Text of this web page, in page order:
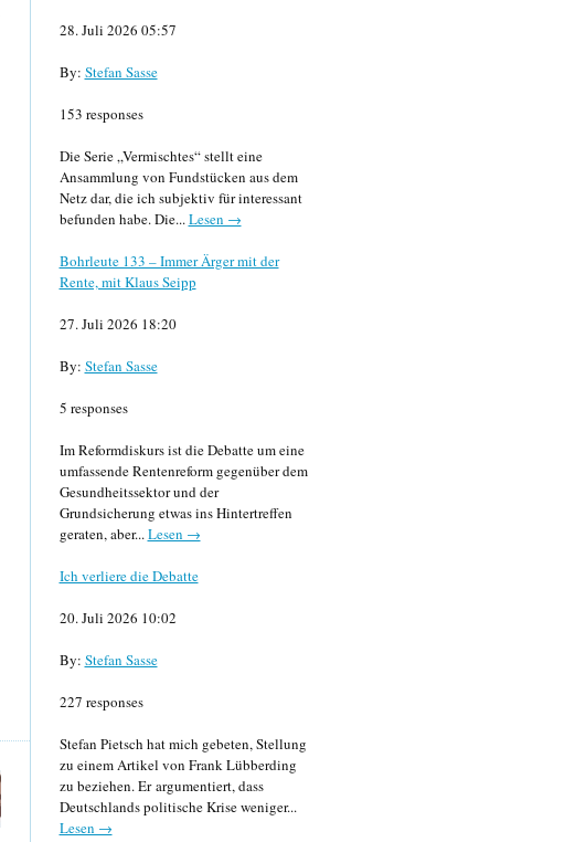
28. Juli 2026 05:57
By: Stefan Sasse
153 responses
Die Serie „Vermischtes“ stellt eine
Ansammlung von Fundstücken aus dem
Netz dar, die ich subjektiv für interessant
befunden habe. Die...Lesen →
Bohrleute 133 – Immer Ärger mit der
Rente, mit Klaus Seipp
27. Juli 2026 18:20
By: Stefan Sasse
5 responses
Im Reformdiskurs ist die Debatte um eine
umfassende Rentenreform gegenüber dem
Gesundheitssektor und der
Grundsicherung etwas ins Hintertreffen
geraten, aber...Lesen →
Ich verliere die Debatte
20. Juli 2026 10:02
By: Stefan Sasse
227 responses
Stefan Pietsch hat mich gebeten, Stellung
zu einem Artikel von Frank Lübberding
zu beziehen. Er argumentiert, dass
Deutschlands politische Krise weniger...
Lesen →